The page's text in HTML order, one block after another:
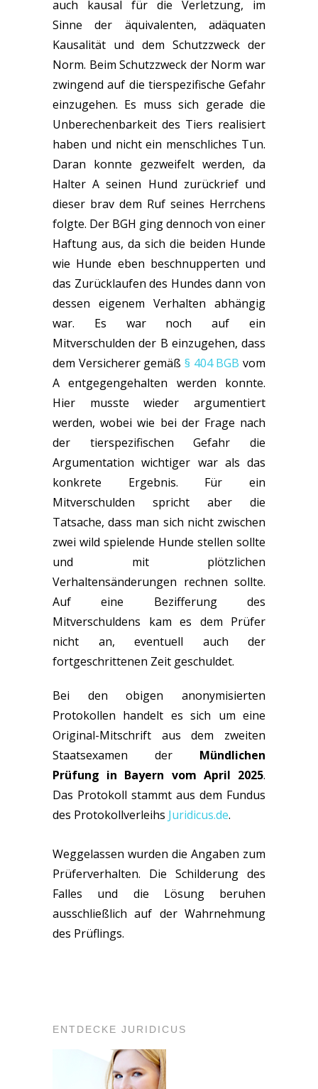
auch kausal für die Verletzung, im
Sinne der äquivalenten, adäquaten
Kausalität und dem Schutzzweck der
Norm. Beim Schutzzweck der Norm war
zwingend auf die tierspezifische Gefahr
einzugehen. Es muss sich gerade die
Unberechenbarkeit des Tiers realisiert
haben und nicht ein menschliches Tun.
Daran konnte gezweifelt werden, da
Halter A seinen Hund zurückrief und
dieser brav dem Ruf seines Herrchens
folgte. Der BGH ging dennoch von einer
Haftung aus, da sich die beiden Hunde
wie Hunde eben beschnupperten und
das Zurücklaufen des Hundes dann von
dessen eigenem Verhalten abhängig
war. Es war noch auf ein
Mitverschulden der B einzugehen, dass
dem Versicherer gemäß § 404 BGB vom
A entgegengehalten werden konnte.
Hier musste wieder argumentiert
werden, wobei wie bei der Frage nach
der tierspezifischen Gefahr die
Argumentation wichtiger war als das
konkrete Ergebnis. Für ein
Mitverschulden spricht aber die
Tatsache, dass man sich nicht zwischen
zwei wild spielende Hunde stellen sollte
und mit plötzlichen
Verhaltensänderungen rechnen sollte.
Auf eine Bezifferung des
Mitverschuldens kam es dem Prüfer
nicht an, eventuell auch der
fortgeschrittenen Zeit geschuldet.
Bei den obigen anonymisierten
Protokollen handelt es sich um eine
Original-Mitschrift aus dem zweiten
Staatsexamen der Mündlichen
Prüfung in Bayern vom April 2025.
Das Protokoll stammt aus dem Fundus
des Protokollverleihs Juridicus.de.
Weggelassen wurden die Angaben zum
Prüferverhalten. Die Schilderung des
Falles und die Lösung beruhen
ausschließlich auf der Wahrnehmung
des Prüflings.
ENTDECKE JURIDICUS